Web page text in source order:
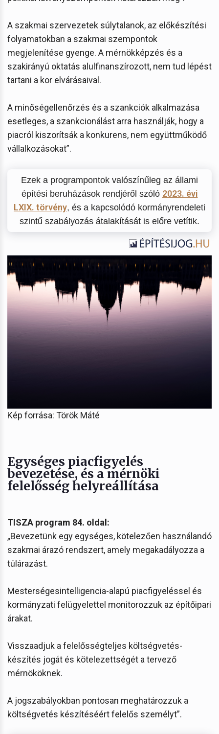
A szakmai szervezetek súlytalanok, az előkészítési
folyamatokban a szakmai szempontok
megjelenítése gyenge. A mérnökképzés és a
szakirányú oktatás alulfinanszírozott, nem tud lépést
tartani a kor elvárásaival.
A minőségellenőrzés és a szankciók alkalmazása
esetleges, a szankcionálást arra használják, hogy a
piacról kiszorítsák a konkurens, nem együttműködő
vállalkozásokat”.
Ezek a programpontok valószínűleg az állami
építési beruházások rendjéről szóló 2023. évi
LXIX. törvény, és a kapcsolódó kormányrendeleti
szintű szabályozás átalakítását is előre vetítik.
Kép forrása: Török Máté
Egységes piacfigyelés
bevezetése, és a mérnöki
felelősség helyreállítása
TISZA program 84. oldal:
„Bevezetünk egy egységes, kötelezően használandó
szakmai árazó rendszert, amely megakadályozza a
túlárazást.
Mesterségesintelligencia-alapú piacfigyeléssel és
kormányzati felügyelettel monitorozzuk az építőipari
árakat.
Visszaadjuk a felelősségteljes költségvetés-
készítés jogát és kötelezettségét a tervező
mérnököknek.
A jogszabályokban pontosan meghatározzuk a
költségvetés készítéséért felelős személyt”.